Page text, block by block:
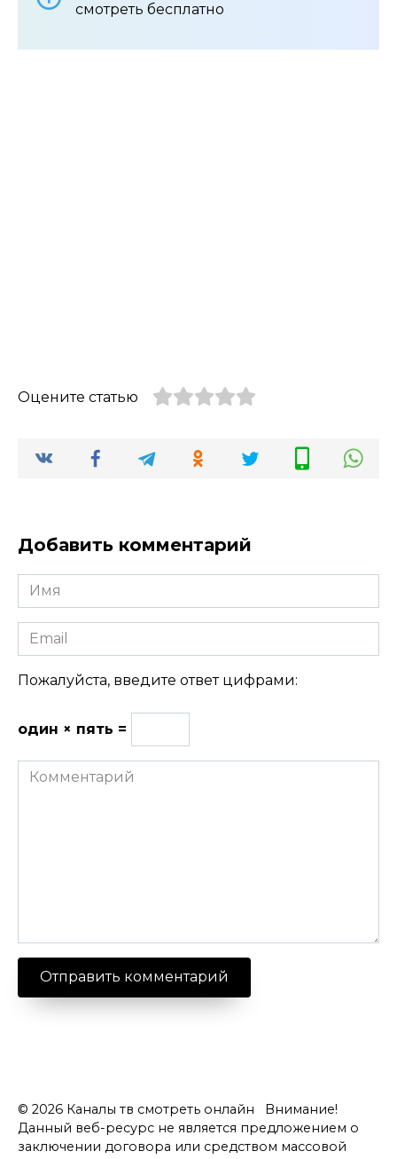
смотреть бесплатно
Оцените статью
Добавить комментарий
Имя
Email
Пожалуйста, введите ответ цифрами:
один × пять =
Комментарий
© 2026 Каналы тв смотреть онлайн Внимание!
Данный веб-ресурс не является предложением о
заключении договора или средством массовой